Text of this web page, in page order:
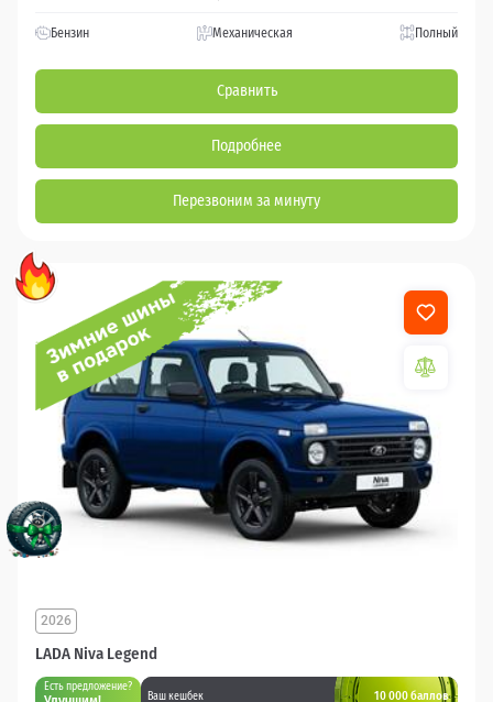
Бензин Механическая Полный
Сравнить
Подробнее
Перезвоним за минуту
LADA Niva Legend
2026
Есть предложение?
Ваш кешбек 10 000 баллов